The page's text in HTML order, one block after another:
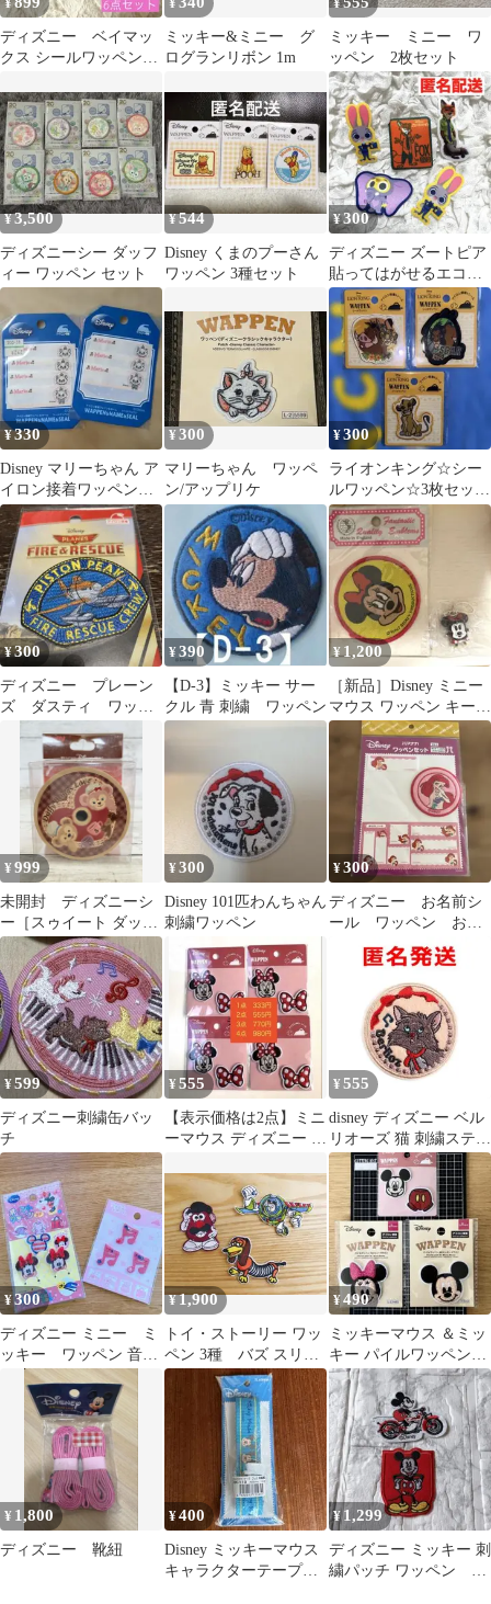
¥
ディズニー ベイマッ
クス シールワッペン6
¥
ミッキー&ミニー グ
ログランリボン 1m
¥
ミッキー ミニー ワ
ッペン 2枚セット
¥3,500
ディズニーシー ダッフ
ィー ワッペン セット
¥544
Disney くまのプーさん
ワッペン 3種セット
¥300
ディズニー ズートピア
貼ってはがせるエコワ
ッペン 5個セット
¥330
Disney マリーちゃん ア
イロン接着ワッペン＆
ネーム 2個セット
¥300
マリーちゃん ワッペ
ン/アップリケ
¥300
ライオンキング☆シー
ルワッペン☆3枚セット
☆アイロン接着&シー
ル
¥300
ディズニー プレーン
ズ ダスティ ワッペ
¥390
【D-3】ミッキー サー
クル 青 刺繍 ワッペン
¥ 1,200
［新品］Disney ミニー
マウス ワッペン キーホ
ルダー セット レトロ
¥999
未開封 ディズニーシ
ー［スゥイート ダッフ
ィー ]シェリーメイ
ダッフィ柄リボン
¥300
Disney 101匹わんちゃん
刺繍ワッペン
¥300
ディズニー お名前シ
ール ワッペン お名
前ワッペン アリエ
ル プリンセス
¥599
ディズニー刺繍缶バッ
チ
¥555
【表示価格は2点】ミニ
ーマウス ディズニー 刺
ッペン
¥ 555
disney ディズニー ベル
リオーズ 猫 刺繍ステッ
カー ステッカー シール
¥300
ディズニー ミニー ミ
ッキー ワッペン 音符
6個セット
¥1,900
トイ・ストーリー ワッ
ペン 3種 バズ スリン
キー ミスターポテトヘ
¥490
ミッキーマウス ＆ミッ
キー パイルワッペン2
点とミッキー刺繍ワッ
ペン 1点セット
¥ 1,800
ディズニー 靴紐
¥400
Disney ミッキーマウス
キャラクターテープ
¥1,299
ディズニー ミッキー 刺
繍パッチ ワッペン ア